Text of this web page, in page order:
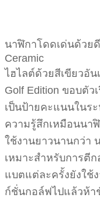
นาฬิกาโดดเด่นด้วย
Ceramic
ไฮไลต์ด้วยสีเขียวอั
Golf Edition ขอบตั
เป็นป้ายคะแนนในร
ความรู้สึกเหมือนนา
ใช้งานยาวนานกว่า
เหมาะสำหรับการตี
แบตแต่ละครั้งยังใช้
ก์ชั่นกอล์ฟไปแล้วห้า